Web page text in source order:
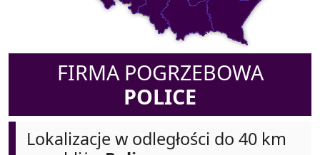
FIRMA POGRZEBOWA
POLICE
Lokalizacje w odległości do 40 km